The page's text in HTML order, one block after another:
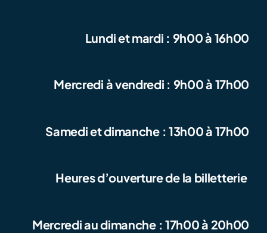
Lundi et mardi : 9h00 à 16h00
Mercredi à vendredi : 9h00 à 17h00
Samedi et dimanche : 13h00 à 17h00
Heures d’ouverture de la billetterie
Mercredi au dimanche : 17h00 à 20h00